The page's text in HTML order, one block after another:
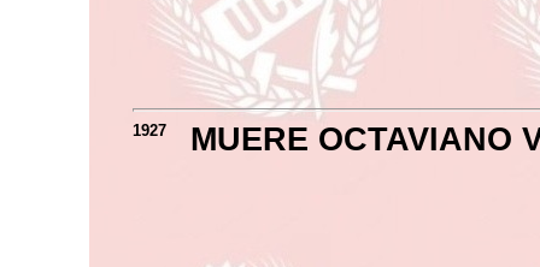
1927 MUERE OCTAVIANO